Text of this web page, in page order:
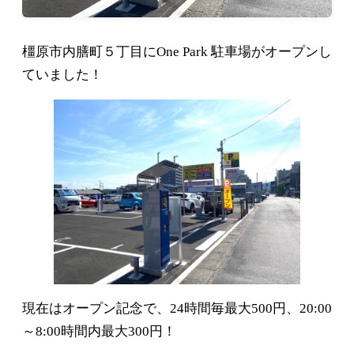
橿原市内膳町５丁目にOne Park 駐車場がオープンし
ていました！
現在はオープン記念で、24時間毎最大500円、20:00
～8:00時間内最大300円！